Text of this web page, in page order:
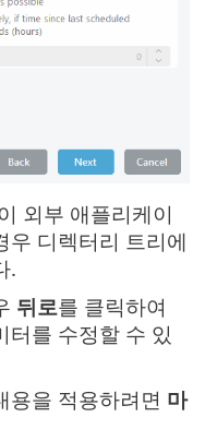
외부 애플리케이
우 디렉터리 트리에
.
뒤로를 클릭하여
터를 수정할 수 있
용을 적용하려면 마